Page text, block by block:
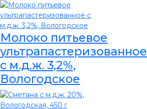
Молоко питьевое
ультрапастеризованное
с м.д.ж. 3,2%,
Вологодское